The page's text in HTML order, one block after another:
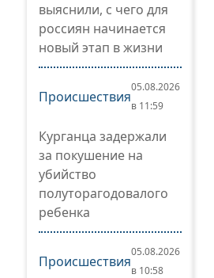
выяснили, с чего для
россиян начинается
новый этап в жизни
Происшествия
05.08.2026
в 11:59
Курганца задержали
за покушение на
убийство
полуторагодовалого
ребенка
Происшествия
05.08.2026
в 10:58